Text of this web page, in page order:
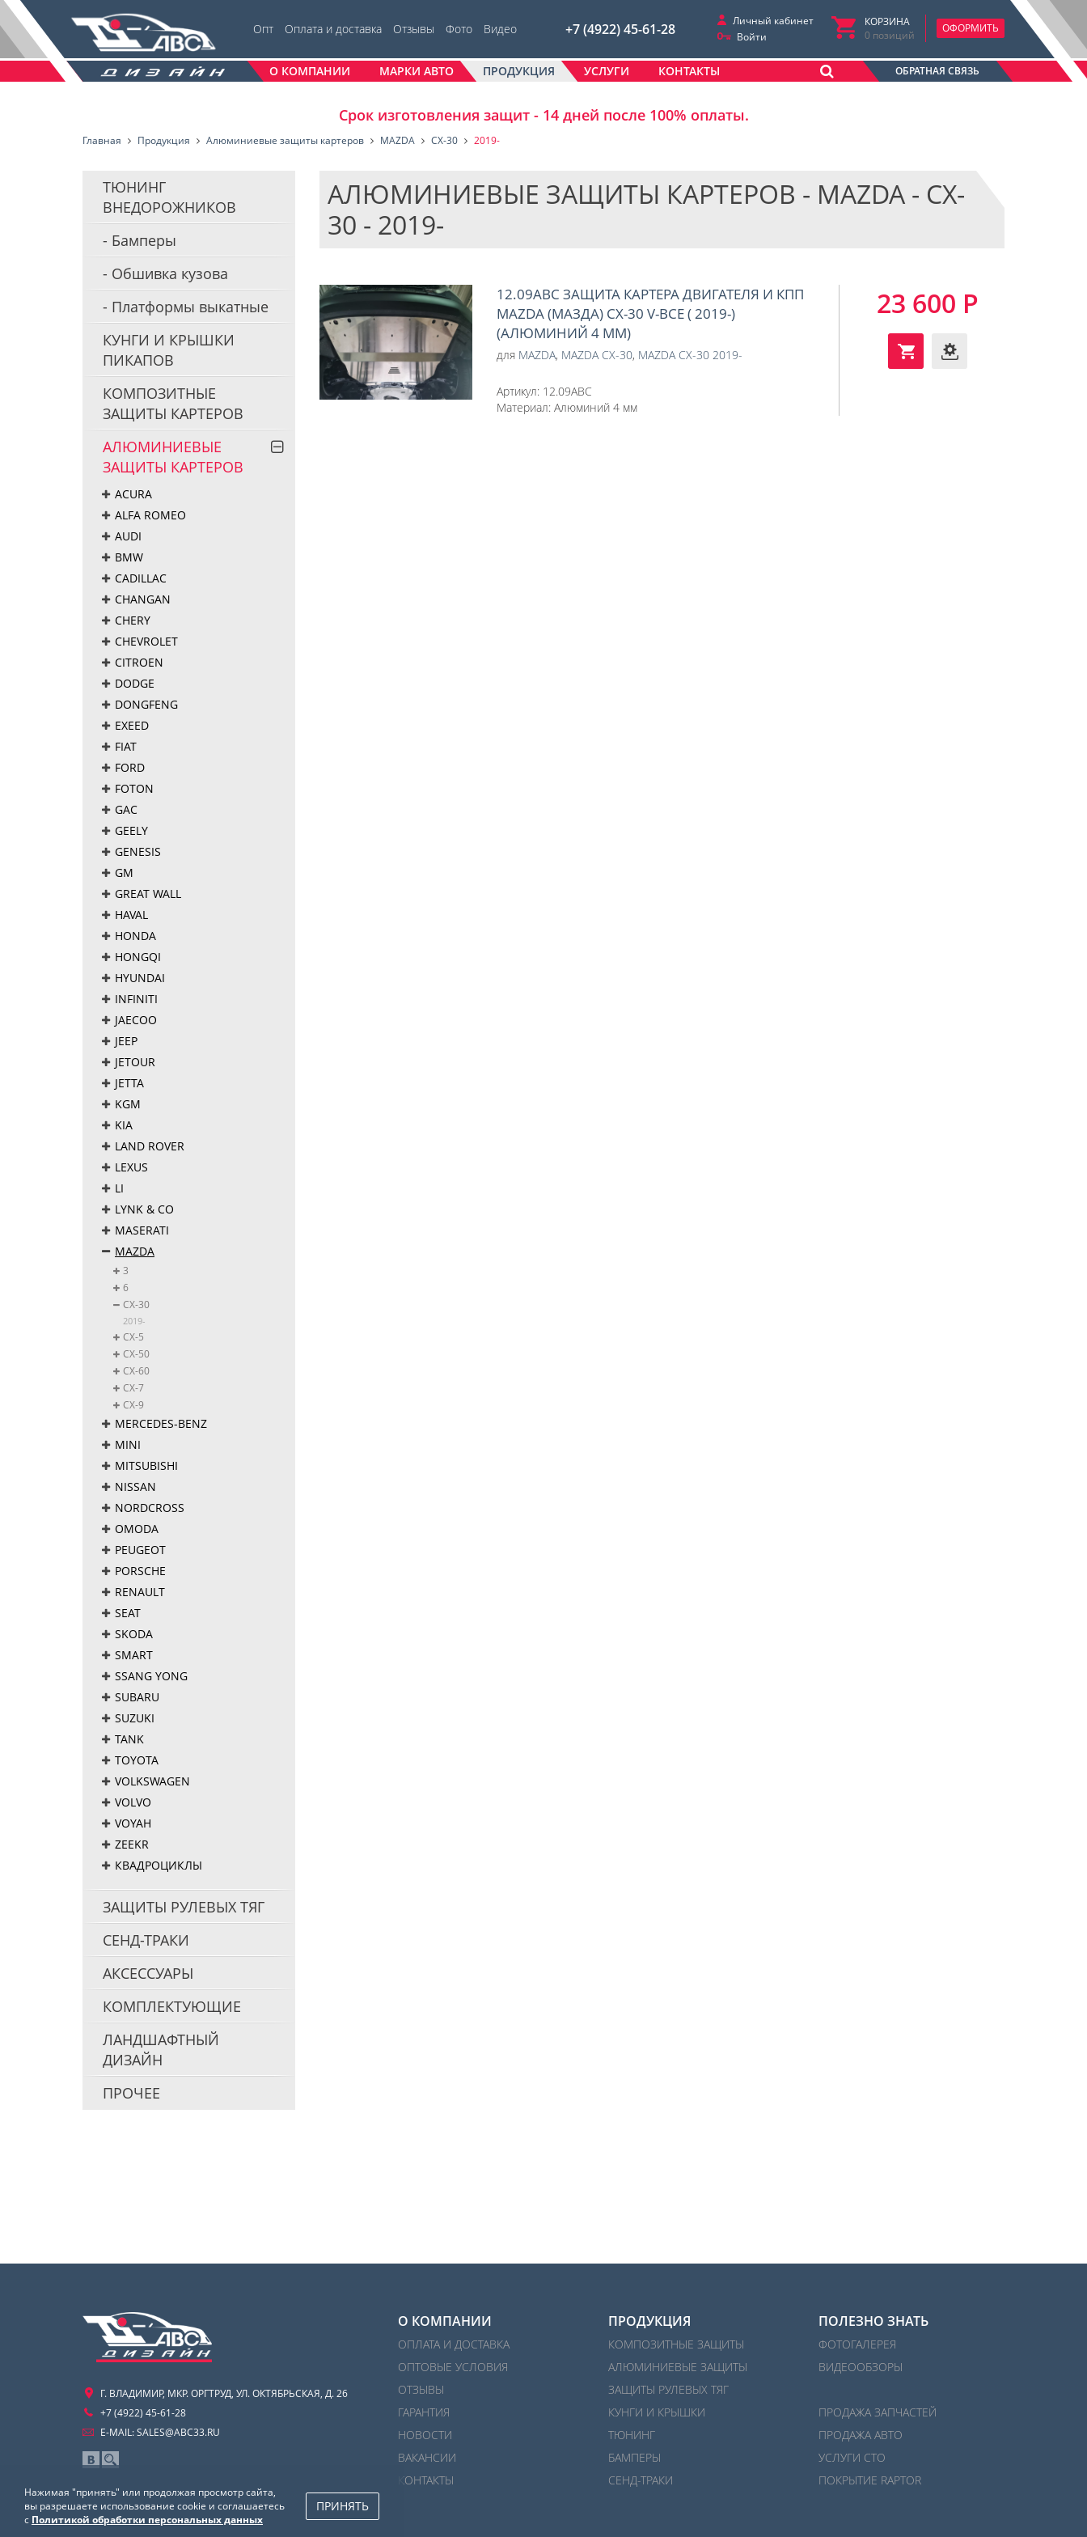
Опт Оплата и доставка Отзывы Фото Видео +7 (4922) 45-61-28
Личный кабинет
Войти
КОРЗИНА
0 позиций
ОФОРМИТЬ
О КОМПАНИИ МАРКИ АВТО ПРОДУКЦИЯ УСЛУГИ КОНТАКТЫ ОБРАТНАЯ СВЯЗЬ
Срок изготовления защит - 14 дней после 100% оплаты.
Главная Продукция Алюминиевые защиты картеров MAZDA CX-30 2019-
АЛЮМИНИЕВЫЕ ЗАЩИТЫ КАРТЕРОВ - MAZDA - CX-
30 - 2019-
ТЮНИНГ
ВНЕДОРОЖНИКОВ
Бамперы
Обшивка кузова
Платформы выкатные
КУНГИ И КРЫШКИ
ПИКАПОВ
КОМПОЗИТНЫЕ
ЗАЩИТЫ КАРТЕРОВ
АЛЮМИНИЕВЫЕ
ЗАЩИТЫ КАРТЕРОВ
ACURA
ALFA ROMEO
AUDI
BMW
CADILLAC
CHANGAN
CHERY
CHEVROLET
CITROEN
DODGE
DONGFENG
EXEED
FIAT
FORD
FOTON
GAC
GEELY
GENESIS
GM
GREAT WALL
HAVAL
HONDA
HONGQI
HYUNDAI
INFINITI
JAECOO
JEEP
JETOUR
JETTA
KGM
KIA
LAND ROVER
LEXUS
LI
LYNK & CO
MASERATI
MAZDA
3
6
CX-30
2019-
CX-5
CX-50
CX-60
CX-7
CX-9
MERCEDES-BENZ
MINI
MITSUBISHI
NISSAN
NORDCROSS
OMODA
PEUGEOT
PORSCHE
RENAULT
SEAT
SKODA
SMART
SSANG YONG
SUBARU
SUZUKI
TANK
TOYOTA
VOLKSWAGEN
VOLVO
VOYAH
ZEEKR
КВАДРОЦИКЛЫ
ЗАЩИТЫ РУЛЕВЫХ ТЯГ
СЕНД-ТРАКИ
АКСЕССУАРЫ
КОМПЛЕКТУЮЩИЕ
ЛАНДШАФТНЫЙ
ДИЗАЙН
ПРОЧЕЕ
12.09ABC ЗАЩИТА КАРТЕРА ДВИГАТЕЛЯ И КПП
MAZDA (МАЗДА) CX-30 V-ВСЕ ( 2019-)
(АЛЮМИНИЙ 4 ММ)
для MAZDA, MAZDA CX-30, MAZDA CX-30 2019-
Артикул: 12.09ABC
Материал: Алюминий 4 мм
23 600 Р
Г. ВЛАДИМИР, МКР. ОРГТРУД, УЛ. ОКТЯБРЬСКАЯ, Д. 26
+7 (4922) 45-61-28
E-MAIL:SALES@ABC33.RU
О КОМПАНИИ
ОПЛАТА И ДОСТАВКА
ОПТОВЫЕ УСЛОВИЯ
ОТЗЫВЫ
ГАРАНТИЯ
НОВОСТИ
ВАКАНСИИ
КОНТАКТЫ
ПРОДУКЦИЯ
КОМПОЗИТНЫЕ ЗАЩИТЫ
АЛЮМИНИЕВЫЕ ЗАЩИТЫ
ЗАЩИТЫ РУЛЕВЫХ ТЯГ
КУНГИ И КРЫШКИ
ТЮНИНГ
БАМПЕРЫ
СЕНД-ТРАКИ
ПОЛЕЗНО ЗНАТЬ
ФОТОГАЛЕРЕЯ
ВИДЕООБЗОРЫ
ПРОДАЖА ЗАПЧАСТЕЙ
ПРОДАЖА АВТО
УСЛУГИ СТО
ПОКРЫТИЕ RAPTOR
Нажимая "принять" или продолжая просмотр сайта,
вы разрешаете использование cookie и соглашаетесь
с Политикой обработки персональных данных
ПРИНЯТЬ